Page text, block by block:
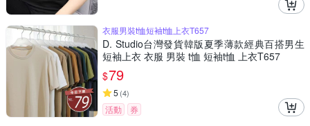
衣服男裝t恤短袖t恤上衣T657
D. Studio台灣發貨韓版夏季薄款經典百搭男生
短袖上衣 衣服 男裝 t恤 短袖t恤 上衣T657
$79
5 (4)
活動
券